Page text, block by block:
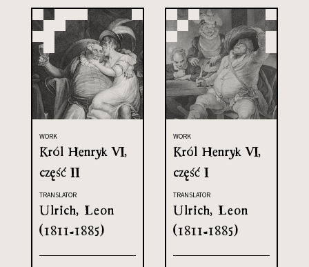
WORK
Król Henryk VI,
część II
TRANSLATOR
Ulrich, Leon
(1811-1885)
WORK
Król Henryk VI,
część I
TRANSLATOR
Ulrich, Leon
(1811-1885)